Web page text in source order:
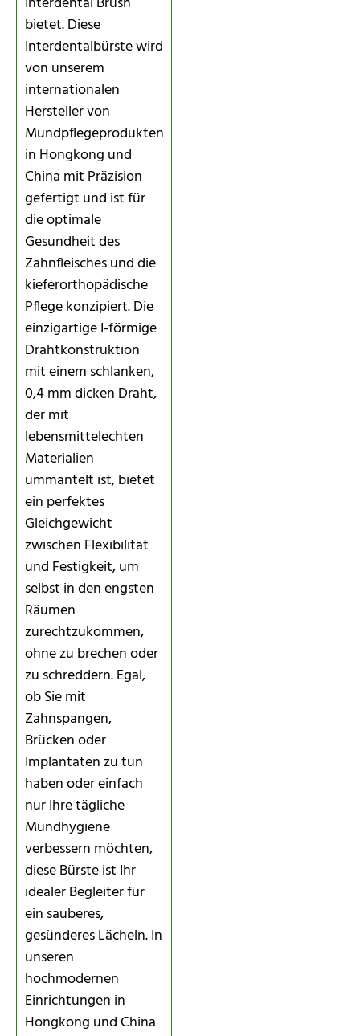
bietet. Diese
Interdentalbürste wird
von unserem
internationalen
Hersteller von
Mundpflegeprodukten
in Hongkong und
China mit Präzision
gefertigt und ist für
die optimale
Gesundheit des
Zahnfleisches und die
kieferorthopädische
Pflege konzipiert. Die
einzigartige I-förmige
Drahtkonstruktion
mit einem schlanken,
0,4 mm dicken Draht,
der mit
lebensmittelechten
Materialien
ummantelt ist, bietet
ein perfektes
Gleichgewicht
zwischen Flexibilität
und Festigkeit, um
selbst in den engsten
Räumen
zurechtzukommen,
ohne zu brechen oder
zu schreddern. Egal,
ob Sie mit
Zahnspangen,
Brücken oder
Implantaten zu tun
haben oder einfach
nur Ihre tägliche
Mundhygiene
verbessern möchten,
diese Bürste ist Ihr
idealer Begleiter für
ein sauberes,
gesünderes Lächeln. In
unseren
hochmodernen
Einrichtungen in
Hongkong und China